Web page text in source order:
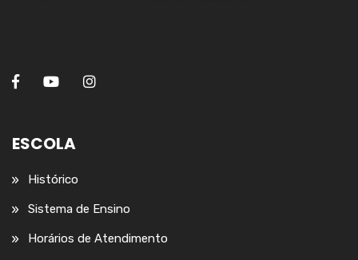
ESCOLA
Histórico
Sistema de Ensino
Horários de Atendimento